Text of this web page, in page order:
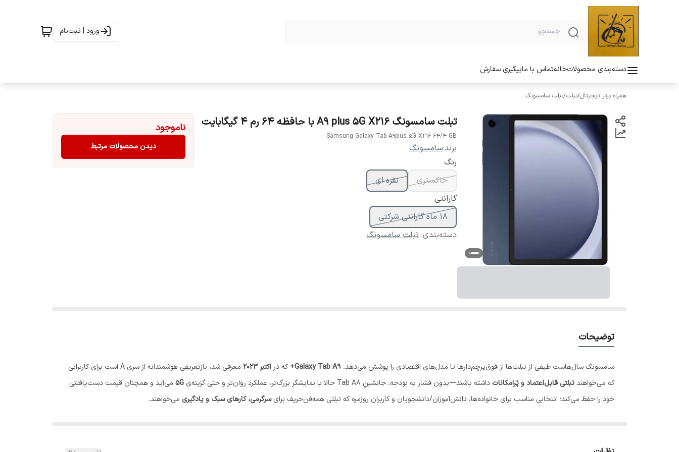
ورود | ثبت‌نام
دسته‌بندی محصولاتخانهتماس با ماپیگیری سفارش
همراه برتر دیجیتال/تبلت/تبلت سامسونگ
تبلت سامسونگ A9 plus 5G X216 با حافظه 64 رم 4 گیگابایت
Samsung Galaxy Tab A9plus 5G X216 64/4 GB
برند:سامسونگ
رنگ
خاکستری
نقره ای
گارانتی
18 ماه گارانتی شرکتی
دسته‌بندی: تبلت سامسونگ
ناموجود
دیدن محصولات مرتبط
توضیحات
سامسونگ سال‌هاست طیفی از تبلت‌ها از فوق‌پرچم‌دارها تا مدل‌های اقتصادی را پوشش می‌دهد. Galaxy Tab A9+ که در اکتبر ۲۰۲۳
معرفی شد، بازتعریفی هوشمندانه از سری A است برای کاربرانی
که می‌خواهندتبلتی قابل‌اعتماد و پُر‌امکانات داشته باشند—بدون فشار به بودجه. جانشینِ Tab A8 حالا با نمایشگر بزرگ‌تر، عملکرد روان‌تر و حتی گزینه‌ی ۵G
می‌آید و همچنان قیمت دست‌یافتنی
خود را حفظ می‌کند؛ انتخابی مناسب برای خانواده‌ها، دانش‌آموزان/دانشجویان و کاربران روزمره که تبلتی همه‌فن‌حریف برایسرگرمی، کارهای سبک و یادگیری می‌خواهند.
ویژگی های محصول